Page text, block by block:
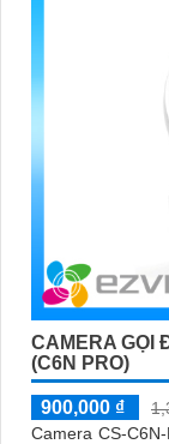
CAMERA GỌI
(C6N PRO)
900,000 ₫
Camera CS-